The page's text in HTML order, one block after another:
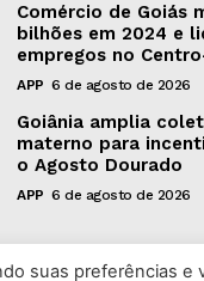
Comércio de Goiás
bilhões em 2024 e
empregos no
APP 6 de agosto de 2026
Goiânia amplia
materno para
o Agosto Dourado
APP 6 de agosto de 2026
suas preferências e